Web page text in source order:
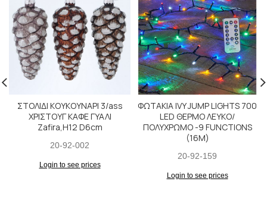
ΣΤΟΛΙΔΙ ΚΟΥΚΟΥΝΑΡΙ 3/ass
ΧΡΙΣΤΟΥΓ ΚΑΦΕ ΓΥΑΛΙ
Zafira,H12 D6cm
20-92-002
Login to see prices
ΦΩΤΑΚΙΑ IVY JUMP LIGHTS 700
LED ΘΕΡΜΟ ΛΕΥΚΟ/
ΠΟΛΥΧΡΩΜΟ -9 FUNCTIONS
(16M)
20-92-159
Login to see prices